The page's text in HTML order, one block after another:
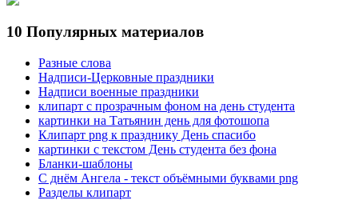
10 Популярных материалов
Разные слова
Надписи-Церковные праздники
Надписи военные праздники
клипарт с прозрачным фоном на день студента
картинки на Татьянин день для фотошопа
Клипарт png к празднику День спасибо
картинки с текстом День студента без фона
Бланки-шаблоны
С днём Ангела - текст объёмными буквами png
Разделы клипарт